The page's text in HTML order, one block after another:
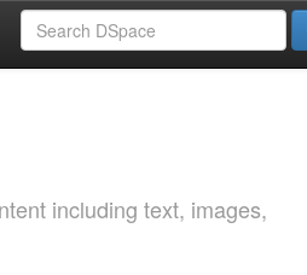
including text, images,